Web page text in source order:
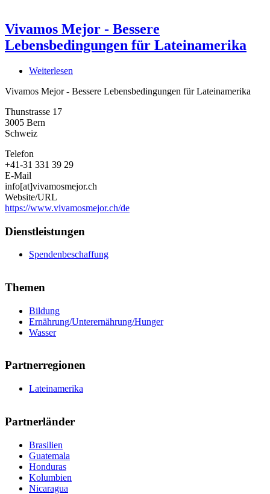
Vivamos Mejor - Bessere
Lebensbedingungen für Lateinamerika
Weiterlesen
Mejor
Vivamos Mejor - Bessere Lebensbedingungen für Lateinamerika
Thunstrasse 17
3005 Bern
Schweiz
Telefon
+41-31 331 39 29
E-Mail
info[at]vivamosmejor.ch
Website/URL
https://www.vivamosmejor.ch/de
Dienstleistungen
Spendenbeschaffung
Themen
Bildung
Ernährung/Unterernährung/Hunger
Wasser
Partnerregionen
Lateinamerika
Partnerländer
Brasilien
Guatemala
Honduras
Kolumbien
Nicaragua